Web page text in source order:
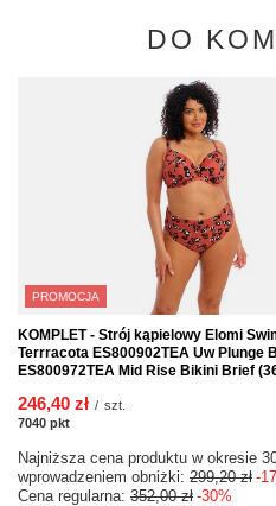
DO
PROMOCJA
KOMPLET - Strój kąpielowy Elomi
Terrracota ES800902TEA Uw Plunge
ES800972TEA Mid Rise Bikini Brief
246,40 zł / szt.
7040 pkt
Najniższa cena produktu w okresie
wprowadzeniem obniżki: 299,20 zł -
Cena regularna: 352,00 zł -30%